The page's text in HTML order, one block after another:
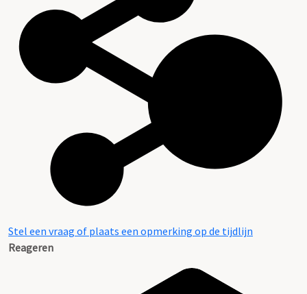
Stel een vraag of plaats een opmerking op de tijdlijn
Reageren